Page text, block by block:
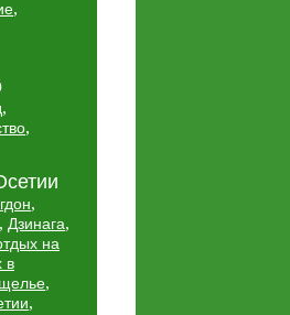
,
,
,
,
, Дзинага,
на
в
,
,